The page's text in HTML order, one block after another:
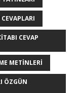
A
p
p
n
g
e
r
CEVAP
METINLERI
ÖZGÜN